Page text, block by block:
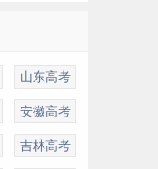
山东高考
安徽高考
吉林高考